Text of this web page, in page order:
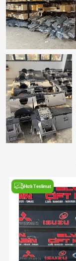
Hızlı Teslimat